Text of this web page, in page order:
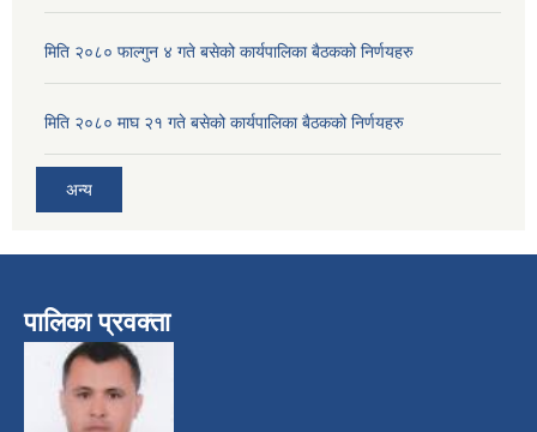
मिति २०८० फाल्गुन ४ गते बसेको कार्यपालिका बैठकको निर्णयहरु
मिति २०८० माघ २१ गते बसेको कार्यपालिका बैठकको निर्णयहरु
अन्य
पालिका प्रवक्ता